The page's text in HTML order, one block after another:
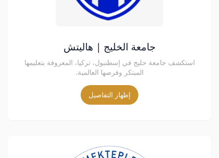
جامعة الخليج | هاليتش
استكشف جامعة حليج في إسطنبول، تركيا، المعروفة بتعليمها
المبتكر وفرصها العالمية.
إظهار التفاصيل